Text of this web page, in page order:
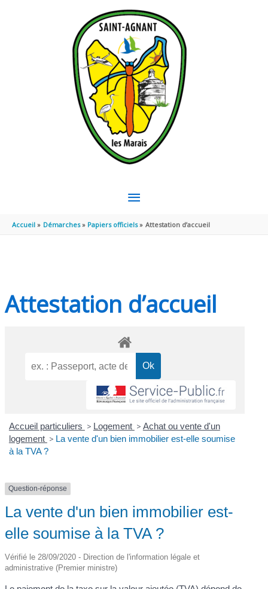
MENU
PRINCIPAL
Accueil Démarches Papiers officiels Attestation d’accueil
Attestation d’accueil
Accueil particuliers > Logement > Achat ou vente d'un
logement > La vente d'un bien immobilier est-elle soumise
à la TVA ?
Question-réponse
La vente d'un bien immobilier est-
elle soumise à la TVA ?
Vérifié le 28/09/2020 - Direction de l'information légale et
administrative (Premier ministre)